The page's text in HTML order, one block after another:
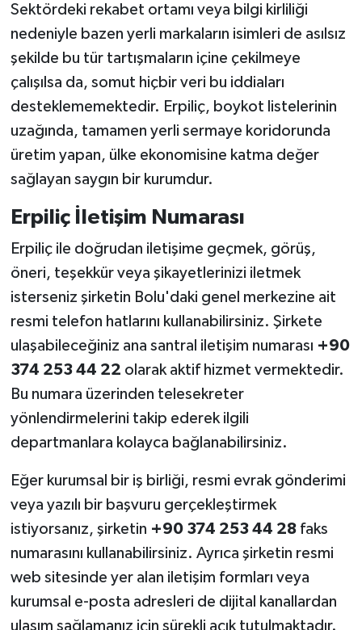
Sektördeki rekabet ortamı veya bilgi kirliliği
nedeniyle bazen yerli markaların isimleri de asılsız
şekilde bu tür tartışmaların içine çekilmeye
çalışılsa da, somut hiçbir veri bu iddiaları
desteklememektedir. Erpiliç, boykot listelerinin
uzağında, tamamen yerli sermaye koridorunda
üretim yapan, ülke ekonomisine katma değer
sağlayan saygın bir kurumdur.
Erpiliç İletişim Numarası
Erpiliç ile doğrudan iletişime geçmek, görüş,
öneri, teşekkür veya şikayetlerinizi iletmek
isterseniz şirketin Bolu'daki genel merkezine ait
resmi telefon hatlarını kullanabilirsiniz. Şirkete
ulaşabileceğiniz ana santral iletişim numarası +90
374 253 44 22 olarak aktif hizmet vermektedir.
Bu numara üzerinden telesekreter
yönlendirmelerini takip ederek ilgili
departmanlara kolayca bağlanabilirsiniz.
Eğer kurumsal bir iş birliği, resmi evrak gönderimi
veya yazılı bir başvuru gerçekleştirmek
istiyorsanız, şirketin +90 374 253 44 28faks
numarasını kullanabilirsiniz. Ayrıca şirketin resmi
web sitesinde yer alan iletişim formları veya
kurumsal e-posta adresleri de dijital kanallardan
ulaşım sağlamanız için sürekli açık tutulmaktadır.